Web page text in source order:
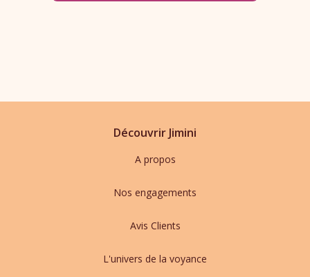
Découvrir Jimini
A propos
Nos engagements
Avis Clients
L'univers de la voyance